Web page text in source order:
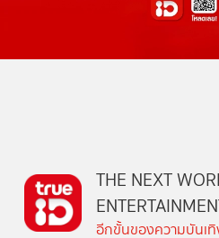
THE NEXT
อีกขั้นของความบันเ